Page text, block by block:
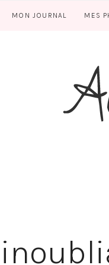
MON JOURNAL MES